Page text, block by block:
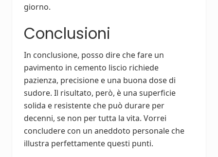
giorno.
Conclusioni
In conclusione, posso dire che fare un
pavimento in cemento liscio richiede
pazienza, precisione e una buona dose di
sudore. Il risultato, però, è una superficie
solida e resistente che può durare per
decenni, se non per tutta la vita. Vorrei
concludere con un aneddoto personale che
illustra perfettamente questi punti.